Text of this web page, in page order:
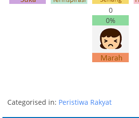
0
0%
Categorised in: Peristiwa Rakyat